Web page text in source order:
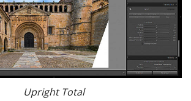
Upright Total